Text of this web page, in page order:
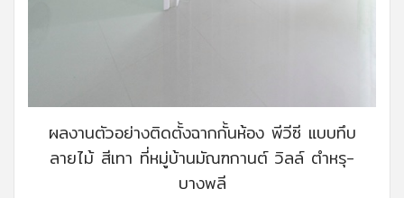
ผลงานตัวอย่างติดตั้งฉากกั้นห้อง พีวีซี แบบทึบ
ลายไม้ สีเทา ที่หมู่บ้านมัณฑกานต์ วิลล์ ตำหรุ-
บางพลี